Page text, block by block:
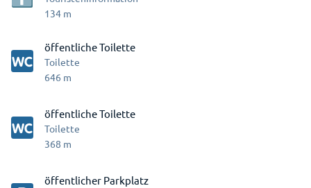
134 m
öffentliche Toilette
Toilette
646 m
öffentliche Toilette
Toilette
368 m
öffentlicher Parkplatz